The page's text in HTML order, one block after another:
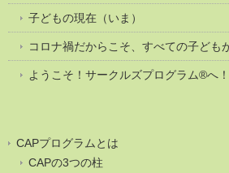
子どもの現在（いま）
コロナ禍だからこそ、すべての子ども
ようこそ！サークルズプログラム®へ！
CAPプログラムとは
CAPの3つの柱